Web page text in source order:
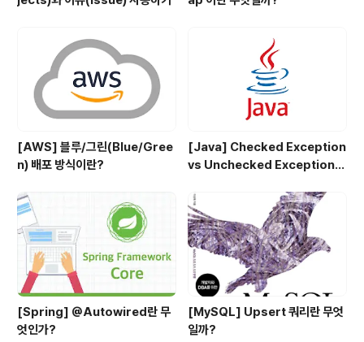
[AWS] 블루/그린(Blue/Gree
n) 배포 방식이란?
[Java] Checked Exception
vs Unchecked Exception
[Spring] @Autowired란 무
엇인가?
[MySQL] Upsert 쿼리란 무엇
일까?